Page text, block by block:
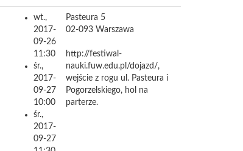
wt.,
2017-
09-26
11:30
śr.,
2017-
09-27
10:00
śr.,
2017-
09-27
Pasteura 5
02-093 Warszawa
http://festiwal-
nauki.fuw.edu.pl/dojazd/,
wejście z rogu ul. Pasteura i
Pogorzelskiego, hol na
parterze.